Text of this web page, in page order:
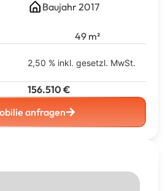
Baujahr2017
49 m²
2,50 % inkl. gesetzl. MwSt.
156.510 €
anfragen